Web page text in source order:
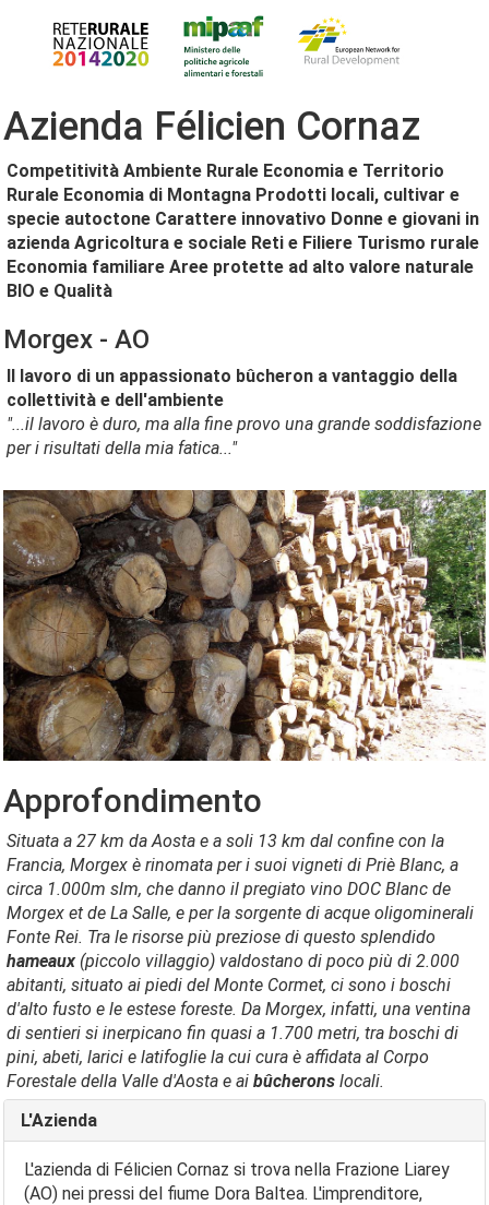
Azienda Félicien Cornaz
Competitività Ambiente Rurale Economia e Territorio
Rurale Economia di Montagna Prodotti locali, cultivar e
specie autoctone Carattere innovativo Donne e giovani in
azienda Agricoltura e sociale Reti e Filiere Turismo rurale
Economia familiare Aree protette ad alto valore naturale
BIO e Qualità
Morgex - AO
Il lavoro di un appassionato bûcheron a vantaggio della
collettività e dell'ambiente
"...il lavoro è duro, ma alla fine provo una grande soddisfazione
per i risultati della mia fatica..."
Approfondimento
Situata a 27 km da Aosta e a soli 13 km dal confine con la
Francia, Morgex è rinomata per i suoi vigneti di Priè Blanc, a
circa 1.000m slm, che danno il pregiato vino DOC Blanc de
Morgex et de La Salle, e per la sorgente di acque oligominerali
Fonte Rei. Tra le risorse più preziose di questo splendido
hameaux (piccolo villaggio) valdostano di poco più di 2.000
abitanti, situato ai piedi del Monte Cormet, ci sono i boschi
d'alto fusto e le estese foreste. Da Morgex, infatti, una ventina
di sentieri si inerpicano fin quasi a 1.700 metri, tra boschi di
pini, abeti, larici e latifoglie la cui cura è affidata al Corpo
Forestale della Valle d'Aosta e ai bûcherons locali.
L'Azienda
L'azienda di Félicien Cornaz si trova nella Frazione Liarey
(AO) nei pressi del fiume Dora Baltea. L'imprenditore,